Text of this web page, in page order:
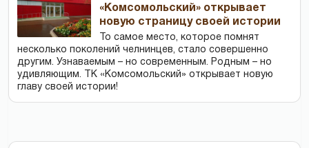
«Комсомольский» открывает
новую страницу своей истории
То самое место, которое помнят
несколько поколений челнинцев, стало совершенно
другим. Узнаваемым – но современным. Родным – но
удивляющим. ТК «Комсомольский» открывает новую
главу своей истории!